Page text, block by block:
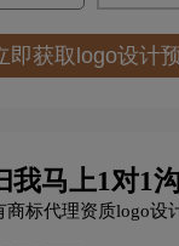
即获取logo设计
我马上1对1
商标代理资质logo设